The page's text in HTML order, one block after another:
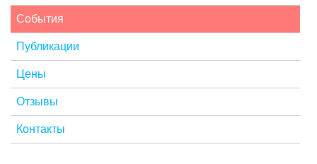
События
Публикации
Цены
Отзывы
Контакты